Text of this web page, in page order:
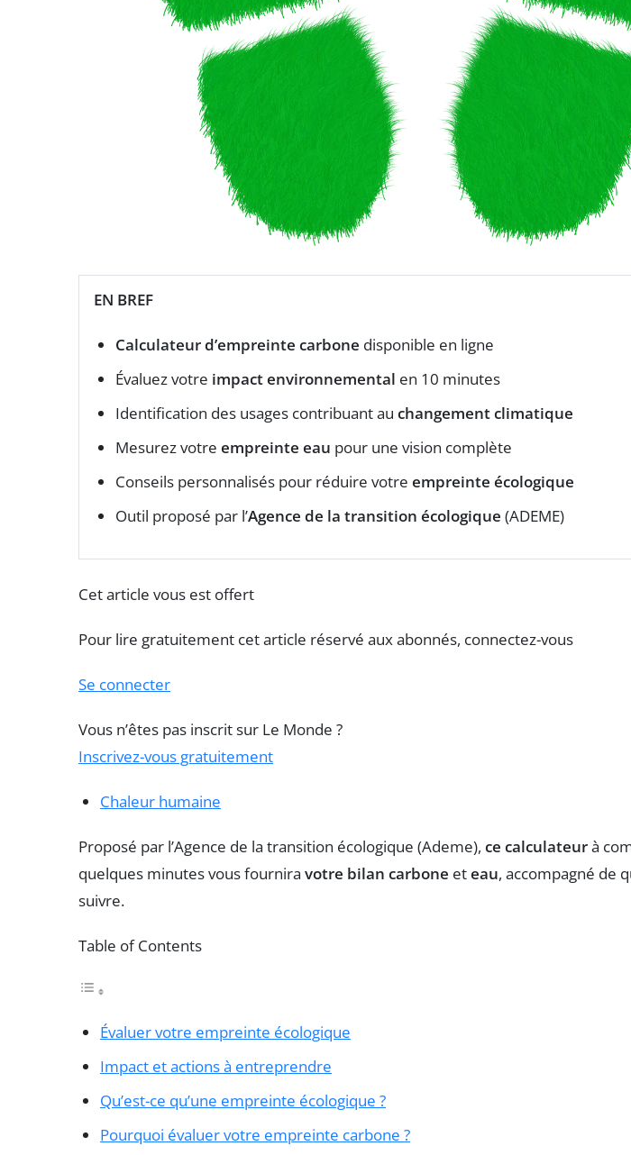
EN BREF
Calculateur d’empreinte carbone disponible en ligne
Évaluez votre impact environnemental en 10 minutes
Identification des usages contribuant au changement climatique
Mesurez votre empreinte eau pour une vision complète
Conseils personnalisés pour réduire votre empreinte écologique
Outil proposé par l’Agence de la transition écologique (ADEME)
Cet article vous est offert
Pour lire gratuitement cet article réservé aux abonnés, connectez-vous
Se connecter
Vous n’êtes pas inscrit sur Le Monde ?
Inscrivez-vous gratuitement
Chaleur humaine
Proposé par l’Agence de la transition écologique (Ademe), ce calculateurà
quelques minutes vous fournira votre bilan carbone eteau, accompagné de
suivre.
Table of Contents
Évaluer votre empreinte écologique
Impact et actions à entreprendre
Qu’est-ce qu’une empreinte écologique ?
Pourquoi évaluer votre empreinte carbone ?